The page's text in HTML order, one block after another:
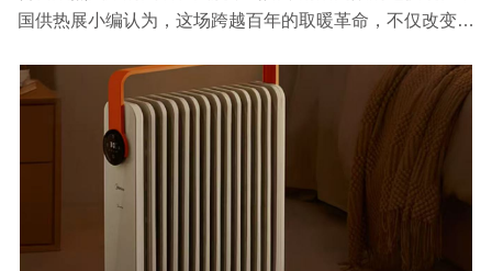
国供热展小编认为，这场跨越百年的取暖革命，不仅改变了
的坚定步伐。